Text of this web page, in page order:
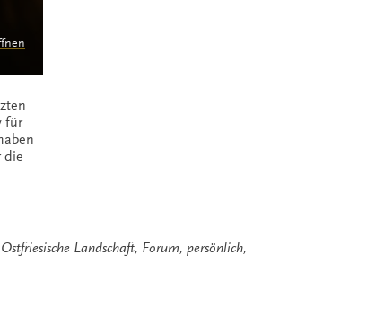
für
die
Ostfriesische Landschaft, Forum, persönlich,